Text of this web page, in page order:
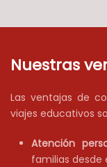
Nuestras
Las ventajas de
viajes educativos
Atención
familias